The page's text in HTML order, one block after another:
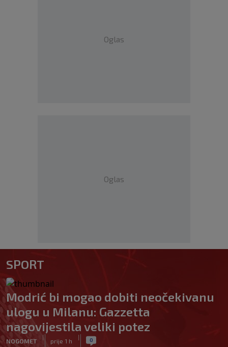
Oglas
Oglas
SPORT
Modrić bi mogao dobiti neočekivanu
ulogu u Milanu: Gazzetta
nagovijestila veliki potez
NOGOMET
|
prije 1 h
| 0